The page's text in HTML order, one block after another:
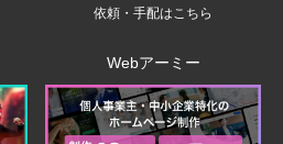
依頼・手配はこちら
Webアーミー